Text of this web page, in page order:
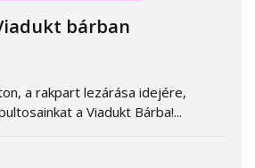
bárban
a rakpart lezárása idejére,
a Viadukt Bárba!...